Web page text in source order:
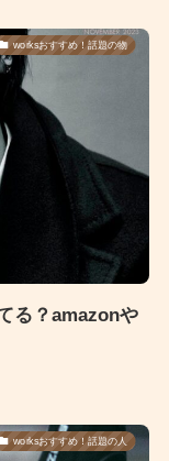
worksおすすめ！話題の物
る？amazonや
worksおすすめ！話題の人